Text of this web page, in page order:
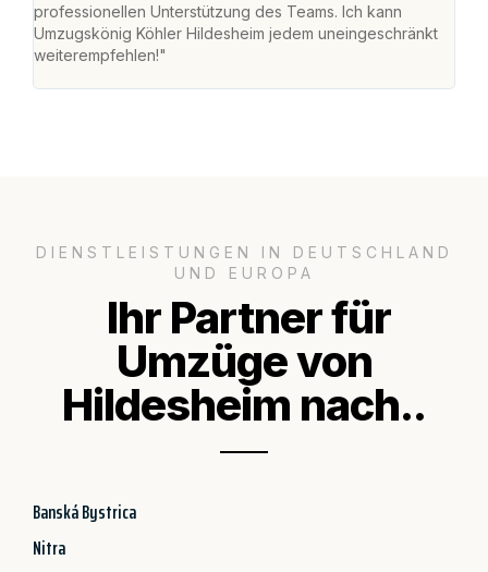
professionellen Unterstützung des Teams. Ich kann
Umzugskönig Köhler Hildesheim jedem uneingeschränkt
weiterempfehlen!"
DIENSTLEISTUNGEN IN DEUTSCHLAND
UND EUROPA
Ihr Partner für
Umzüge von
Hildesheim nach..
Banská Bystrica
Nitra